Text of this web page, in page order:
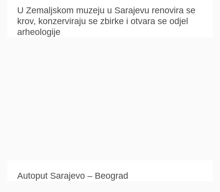
U Zemaljskom muzeju u Sarajevu renovira se
krov, konzerviraju se zbirke i otvara se odjel
arheologije
Autoput Sarajevo – Beograd